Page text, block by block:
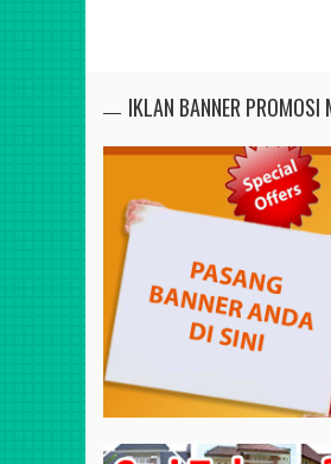
IKLAN BANNER PROMOSI